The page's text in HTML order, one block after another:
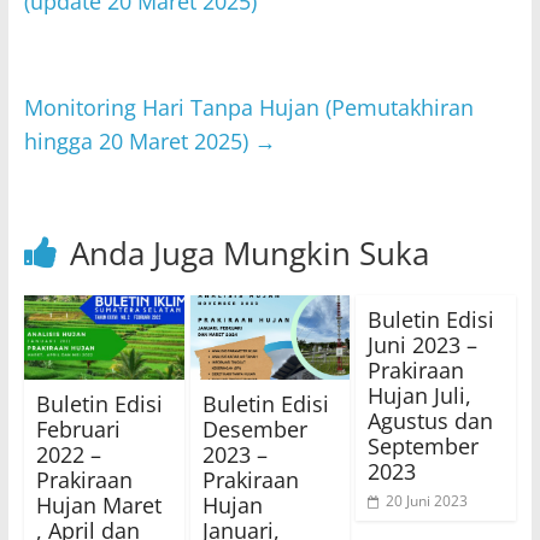
k
Monitoring Hari Tanpa Hujan (Pemutakhiran
hingga 20 Maret 2025) →
Anda Juga Mungkin Suka
Buletin Edisi
Februari
2022 –
Prakiraan
Hujan Maret
, April dan
Buletin Edisi
Desember
2023 –
Prakiraan
Hujan
Januari,
Buletin Edisi
Juni 2023 –
Prakiraan
Hujan Juli,
Agustus dan
September
2023
20 Juni 2023